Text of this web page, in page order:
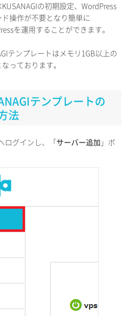
の初期設定、WordPress
操作が不要となり簡単に
を運用することができます。
テンプレートはメモリ1GB以上の
っております。
テンプレートの
法
ログインし、「サーバー追加 」ボ